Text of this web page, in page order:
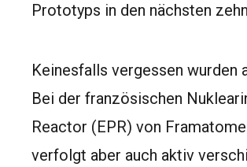
Prototyps in den nächsten
Keinesfalls vergessen wurden
Bei der französischen
Reactor (EPR) von
verfolgt aber auch aktiv